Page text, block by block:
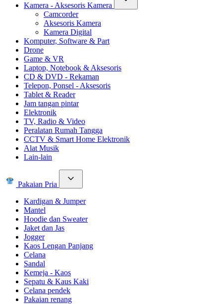
Kamera - Aksesoris Kamera
Camcorder
Aksesoris Kamera
Kamera Digital
Komputer, Software & Part
Drone
Game & VR
Laptop, Notebook & Aksesoris
CD & DVD - Rekaman
Telepon, Ponsel - Aksesoris
Tablet & Reader
Jam tangan pintar
Elektronik
TV, Radio & Video
Peralatan Rumah Tangga
CCTV & Smart Home Elektronik
Alat Musik
Lain-lain
Pakaian Pria
Kardigan & Jumper
Mantel
Hoodie dan Sweater
Jaket dan Jas
Jogger
Kaos Lengan Panjang
Celana
Sandal
Kemeja - Kaos
Sepatu & Kaus Kaki
Celana pendek
Pakaian renang